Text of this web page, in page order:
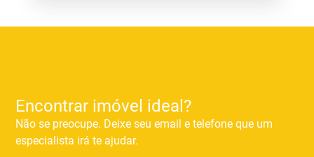
Encontrar imóvel ideal?
Não se preocupe. Deixe seu email e telefone que um
especialista irá te ajudar.